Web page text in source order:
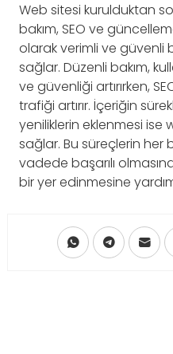
Web sitesi kurulduktan
bakım, SEO ve
olarak verimli ve güvenli
sağlar. Düzenli bakım,
ve güvenliği artırırken,
trafiği artırır. İçeriğin
yeniliklerin eklenmesi ise
sağlar. Bu süreçlerin her
vadede başarılı
bir yer edinmesine